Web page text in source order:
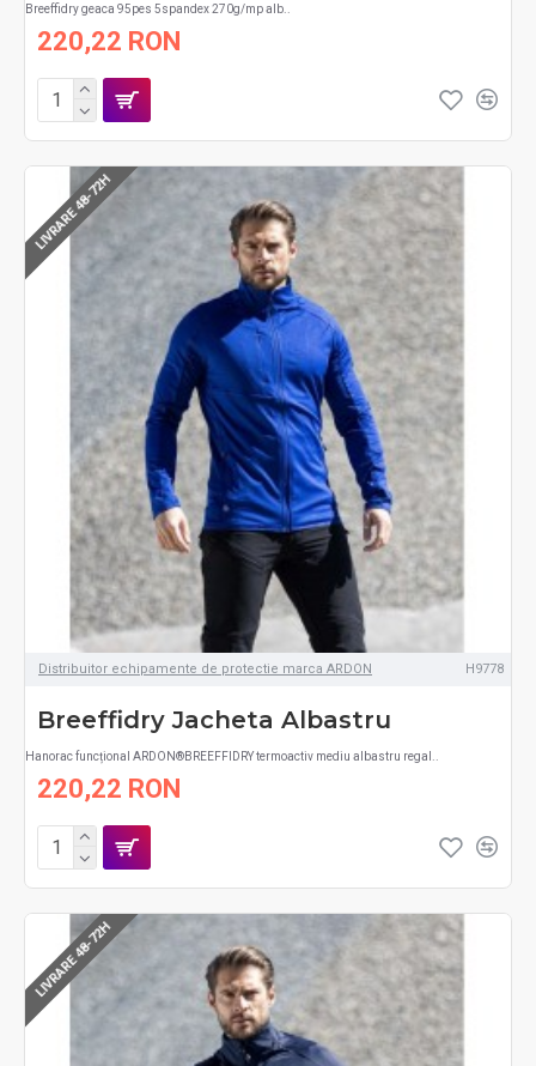
Breeffidry geaca 95pes 5spandex 270g/mp alb..
220,22 RON
LIVRARE 48-72H
Distribuitor echipamente de protectie marca ARDON H9778
Breeffidry Jacheta Albastru
Hanorac funcțional ARDON®BREEFFIDRY termoactiv mediu albastru regal..
220,22 RON
LIVRARE 48-72H